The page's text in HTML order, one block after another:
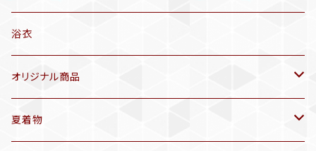
浴衣
オリジナル商品
袷着物(10〜5月頃)
夏着物